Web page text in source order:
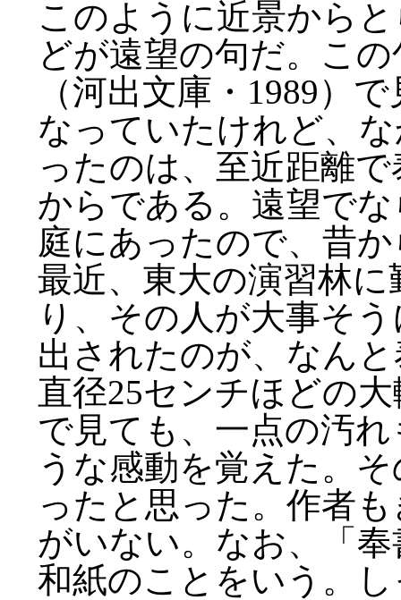
このように近景から
どが遠望の句だ。こ
（河出文庫・1989）
なっていたけれど、
ったのは、至近距離
からである。遠望で
庭にあったので、昔
最近、東大の演習林
り、その人が大事そ
出されたのが、なん
直径25センチほどの
で見ても、一点の汚
うな感動を覚えた。
ったと思った。作者
がいない。なお、「
和紙のことをいう。